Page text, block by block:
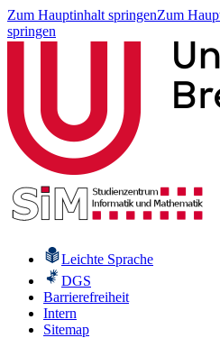
Zum Hauptinhalt springenZum
springen
Leichte Sprache
DGS
Barrierefreiheit
Intern
Sitemap